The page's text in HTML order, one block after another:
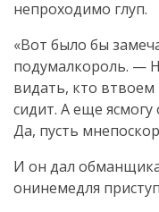
непроходимо глуп.
«Вот было бы
подумалкороль. —
видать, кто втвоем
сидит. А еще
Да, пусть
И он дал
онинемедля